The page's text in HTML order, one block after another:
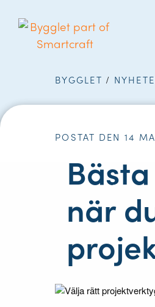
BYGGLET /
POSTAT DEN 14
när